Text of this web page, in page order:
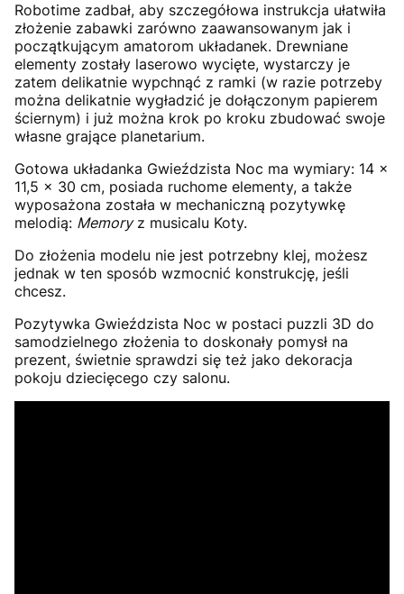
Robotime zadbał, aby szczegółowa instrukcja ułatwiła
złożenie zabawki zarówno zaawansowanym jak i
początkującym amatorom układanek. Drewniane
elementy zostały laserowo wycięte, wystarczy je
zatem delikatnie wypchnąć z ramki (w razie potrzeby
można delikatnie wygładzić je dołączonym papierem
ściernym) i już można krok po kroku zbudować swoje
własne grające planetarium.
Gotowa układanka Gwieździsta Noc ma wymiary: 14 x
11,5 x 30 cm, posiada ruchome elementy, a także
wyposażona została w mechaniczną pozytywkę
melodią: Memoryz musicalu Koty.
Do złożenia modelu nie jest potrzebny klej, możesz
jednak w ten sposób wzmocnić konstrukcję, jeśli
chcesz.
Pozytywka Gwieździsta Noc w postaci puzzli 3D do
samodzielnego złożenia to doskonały pomysł na
prezent, świetnie sprawdzi się też jako dekoracja
pokoju dziecięcego czy salonu.